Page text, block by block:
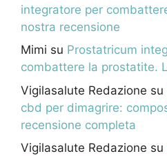
integratore per
nostra recensione
Mimi su Prostatricum
combattere la prostatite.
Vigilasalute Redazione su
cbd per dimagrire:
recensione completa
Vigilasalute Redazione su